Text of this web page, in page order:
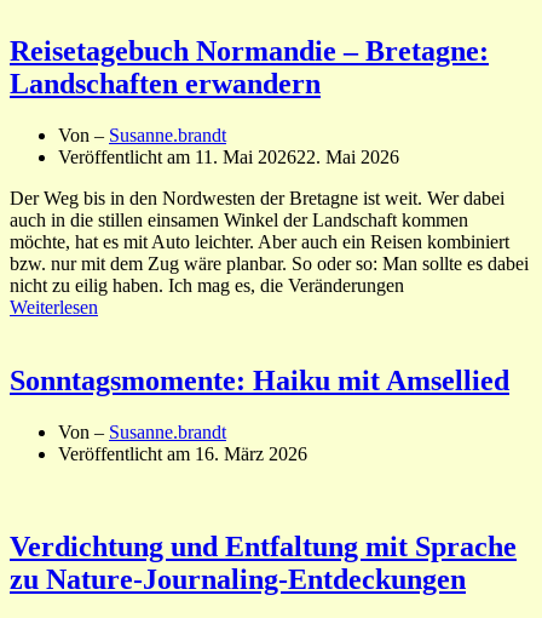
Reisetagebuch Normandie – Bretagne:
Landschaften erwandern
Von – Susanne.brandt
Veröffentlicht am 11. Mai 202622. Mai 2026
Der Weg bis in den Nordwesten der Bretagne ist weit. Wer dabei
auch in die stillen einsamen Winkel der Landschaft kommen
möchte, hat es mit Auto leichter. Aber auch ein Reisen kombiniert
bzw. nur mit dem Zug wäre planbar. So oder so: Man sollte es dabei
nicht zu eilig haben. Ich mag es, die Veränderungen
Weiterlesen
Sonntagsmomente: Haiku mit Amsellied
Von – Susanne.brandt
Veröffentlicht am 16. März 2026
Verdichtung und Entfaltung mit Sprache
zu Nature-Journaling-Entdeckungen